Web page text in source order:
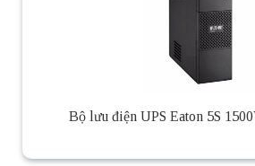
Bộ lưu điện UPS Eaton 5S